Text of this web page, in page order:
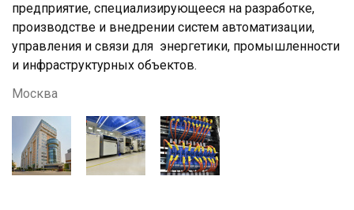
предприятие, специализирующееся на разработке,
производстве и внедрении систем автоматизации,
управления и связи для энергетики, промышленности
и инфраструктурных объектов.
Москва